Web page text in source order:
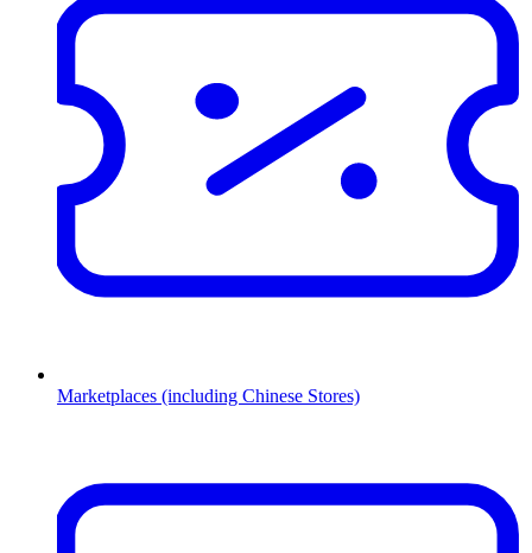
Marketplaces (including Chinese Stores)